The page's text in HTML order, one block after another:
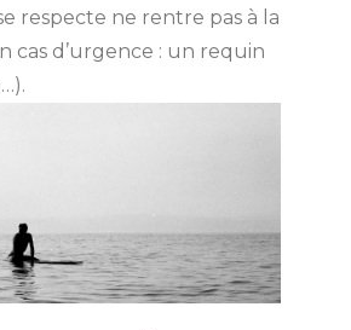
respecte ne rentre pas à la
cas d’urgence : un requin